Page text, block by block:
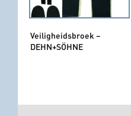
Veiligheidsbroek –
DEHN+SÖHNE